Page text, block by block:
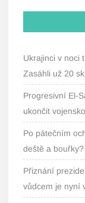
Ukrajinci v noci
Zasáhli už 20
Progresivní El-
ukončit
Po pátečním
deště a bouřky?
Přiznání
vůdcem je nyní